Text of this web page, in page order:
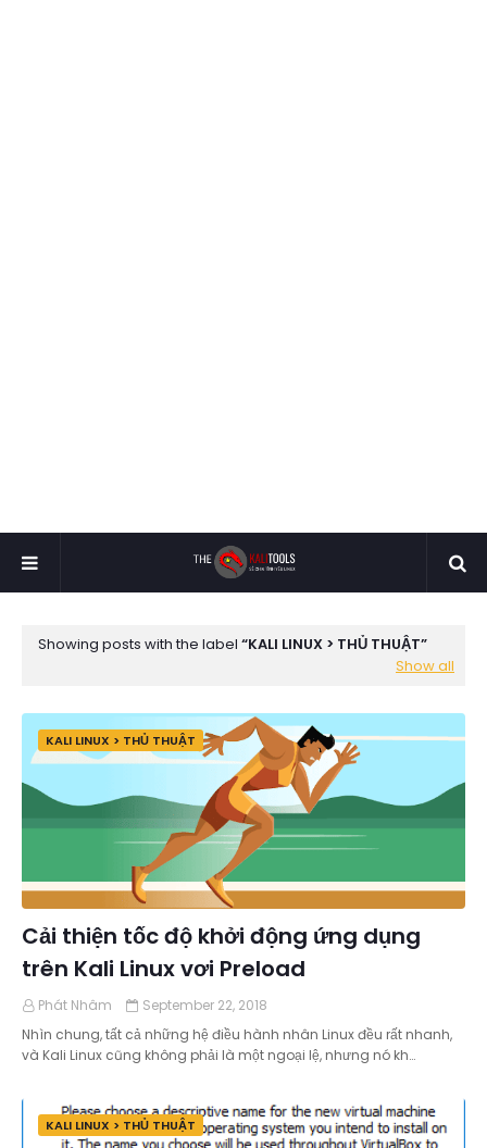
Showing posts with the label KALI LINUX > THỦ THUẬT
Show all
KALI LINUX > THỦ THUẬT
Cải thiện tốc độ khởi động ứng dụng
trên Kali Linux vơi Preload
Phát Nhâm
September 22, 2018
Nhìn chung, tất cả những hệ điều hành nhân Linux đều rất nhanh,
và Kali Linux cũng không phải là một ngoại lệ, nhưng nó kh…
KALI LINUX > THỦ THUẬT